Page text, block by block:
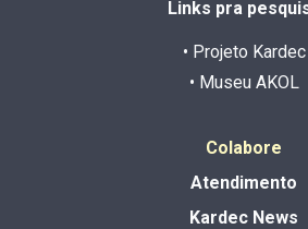
Links pra
• Projeto Kardec
• Museu AKOL
Colabore
Atendimento
Kardec News